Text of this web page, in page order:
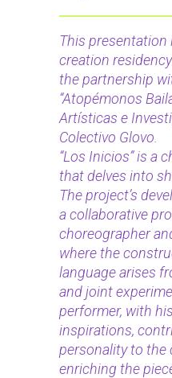
This presentation
creation
the partnership
“Atopémonos
Artísticas e
Colectivo Glovo.
“Los Inicios” is a
that delves into
The project’s
a collaborative
choreographer
where the
language arises
and joint
performer, with
inspirations,
personality to the
enriching the